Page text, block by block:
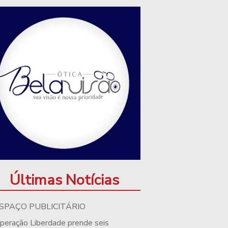
Últimas Notícias
PUBLICITÁRIO
Liberdade prende seis